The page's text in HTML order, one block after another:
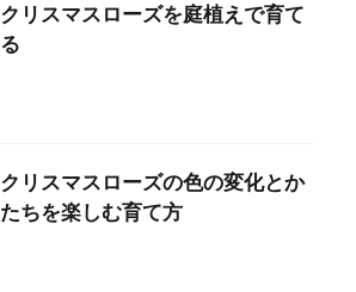
クリスマスローズを庭植えで育て
る
クリスマスローズの色の変化とか
たちを楽しむ育て方